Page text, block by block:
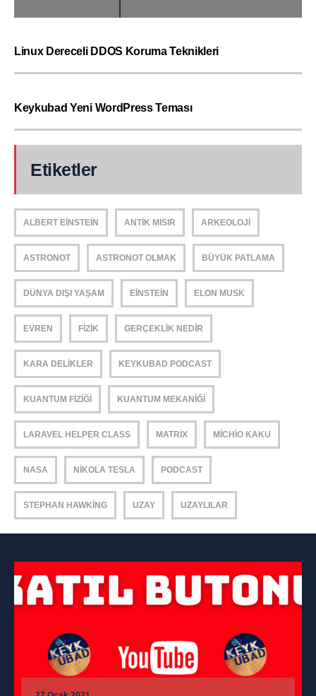
Linux Dereceli DDOS Koruma Teknikleri
Keykubad Yeni WordPress Teması
Etiketler
ALBERT EINSTEIN ANTIK MISIR ARKEOLOJI
ASTRONOT ASTRONOT OLMAK BÜYÜK PATLAMA
DÜNYA DIŞI YAŞAM EINSTEIN ELON MUSK
EVREN FIZIK GERÇEKLIK NEDIR
KARA DELIKLER KEYKUBAD PODCAST
KUANTUM FIZIĞI KUANTUM MEKANIĞI
LARAVEL HELPER CLASS MATRIX MICHIO KAKU
NASA NIKOLA TESLA PODCAST
STEPHAN HAWKING UZAY UZAYLILAR